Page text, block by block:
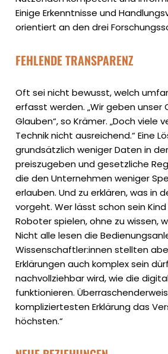
Einige Erkenntnisse und
orientiert an den drei
FEHLENDE TRANSPARENZ
Oft sei nicht bewusst, welch
erfasst werden. „Wir geben unser
Glauben“, so Krämer. „Doch viele
Technik nicht ausreichend.“ Eine
grundsätzlich weniger Daten in
preiszugeben und gesetzliche
die den Unternehmen weniger
erlauben. Und zu erklären, was in
vorgeht. Wer lässt schon sein
Roboter spielen, ohne zu wissen,
Nicht alle lesen die
Wissenschaftler:innen stellten
Erklärungen auch komplex sein
nachvollziehbar wird, wie die
funktionieren.
kompliziertesten Erklärung das
höchsten.“